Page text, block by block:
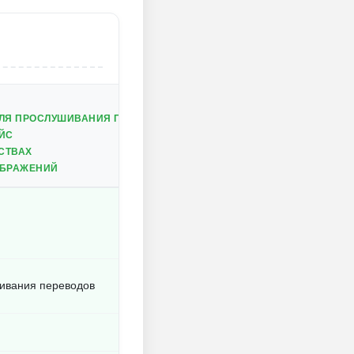
ПРОСЛУШИВАНИЯ ПЕРЕВОДОВ
переводов